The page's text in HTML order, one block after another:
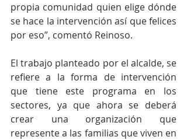
propia comunidad quien elige dónde
se hace la intervención así que felices
por eso”, comentó Reinoso.
El trabajo planteado por el alcalde, se
refiere a la forma de intervención
que tiene este programa en los
sectores, ya que ahora se deberá
crear una organización que
represente a las familias que viven en